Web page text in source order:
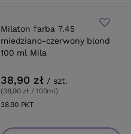
Milaton farba 7.45
miedziano-czerwony blond
100 ml Mila
38,90 zł / szt.
(38,90 zł / 100ml)
38.90PKTpunktów